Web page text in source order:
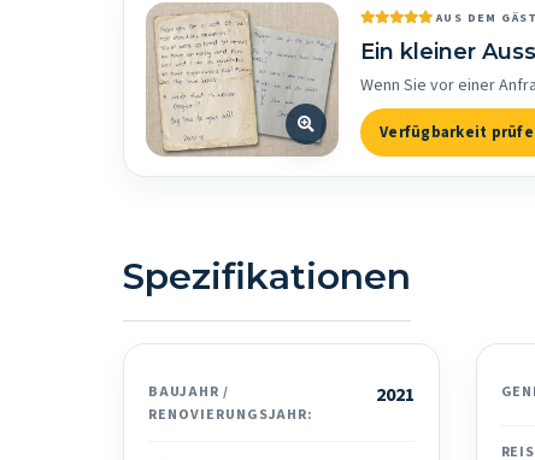
AUS DEM
Ein kleiner
Wenn Sie vor einer
Verfügbarkeit
Spezifikationen
BAUJAHR /
RENOVIERUNGSJAHR:
2021